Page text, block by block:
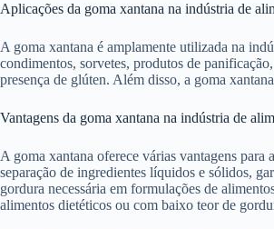
Aplicações da goma xantana na indústria de
A goma xantana é amplamente utilizada na
condimentos, sorvetes, produtos de
presença de glúten. Além disso, a goma
Vantagens da goma xantana na indústria de
A goma xantana oferece várias vantagens
separação de ingredientes líquidos e sólidos,
gordura necessária em formulações de
alimentos dietéticos ou com baixo teor de